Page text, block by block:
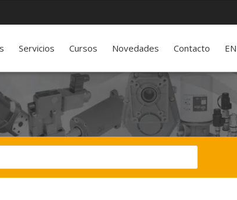
Servicios Cursos Novedades Contacto EN